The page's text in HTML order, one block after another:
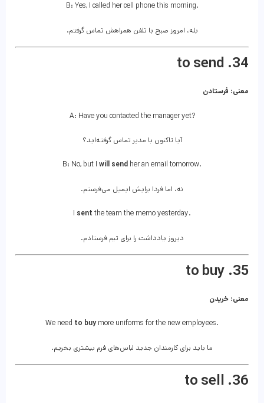
B: Yes, I called her cell phone this morning.
بله، امروز صبح با تلفن همراهش تماس گرفتم.
34. to send
معنی: فرستادن
A: Have you contacted the manager yet?
آیا تاکنون با مدیر تماس گرفته‌اید؟
B: No, but I will send her an email tomorrow.
نه، اما فردا برایش ایمیل می‌فرستم.
I sent the team the memo yesterday.
دیروز یادداشت را برای تیم فرستادم.
35. to buy
معنی: خریدن
We need to buymore uniforms for the new employees.
ما باید برای کارمندان جدید لباس‌های فرم بیشتری بخریم.
36. to sell